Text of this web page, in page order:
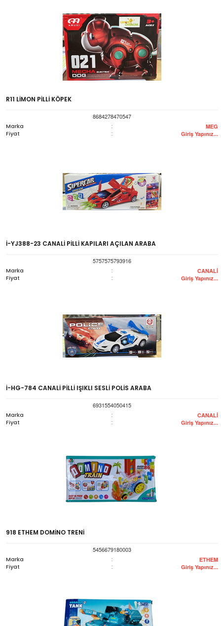
R11 LİMON PİLLİ KÖPEK
8684278470547
Marka
: MEG
Fiyat : Giriş Yapınız...
İ-YJ388-23 CANALİ PİLLİ KAPILARI AÇILAN ARABA
5757575793916
Marka
: CANALİ
Fiyat : Giriş Yapınız...
İ-HG-784 CANALİ PİLLİ IŞIKLI SESLİ POLİS ARABA
6931554050415
Marka
: CANALİ
Fiyat : Giriş Yapınız...
918 ETHEM DOMİNO TRENİ
5456679180003
Marka
: ETHEM
Fiyat : Giriş Yapınız...